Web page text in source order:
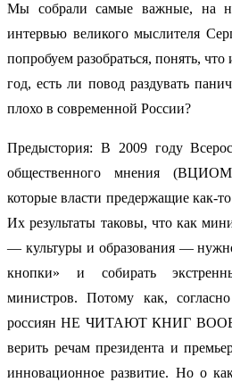
Мы собрали самые важные, на
интервью великого мыслителя
попробуем разобраться, понять,
год, есть ли повод раздувать
плохо в современной России?
Предыстория: В 2009 году
общественного мнения
которые власти предержащие как-
Их результаты таковы, что как
— культуры и образования —
кнопки» и собирать
министров. Потому как,
россиян НЕ ЧИТАЮТ КНИГ
верить речам президента и
инновационное развитие. Но о